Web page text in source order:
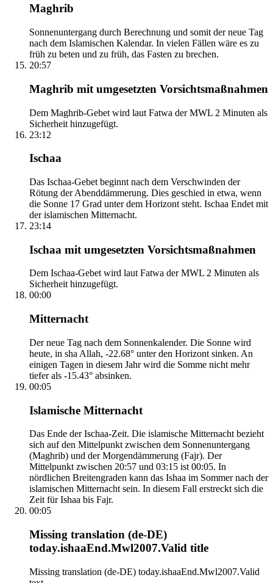
Maghrib
Sonnenuntergang durch Berechnung und somit der neue Tag
nach dem Islamischen Kalendar. In vielen Fällen wäre es zu
früh zu beten und zu früh, das Fasten zu brechen.
20:57
Maghrib mit umgesetzten Vorsichtsmaßnahmen
Dem Maghrib-Gebet wird laut Fatwa der MWL 2 Minuten als
Sicherheit hinzugefügt.
23:12
Ischaa
Das Ischaa-Gebet beginnt nach dem Verschwinden der
Rötung der Abenddämmerung. Dies geschied in etwa, wenn
die Sonne 17 Grad unter dem Horizont steht. Ischaa Endet mit
der islamischen Mitternacht.
23:14
Ischaa mit umgesetzten Vorsichtsmaßnahmen
Dem Ischaa-Gebet wird laut Fatwa der MWL 2 Minuten als
Sicherheit hinzugefügt.
00:00
Mitternacht
Der neue Tag nach dem Sonnenkalender. Die Sonne wird
heute, in sha Allah, -22.68° unter den Horizont sinken. An
einigen Tagen in diesem Jahr wird die Somme nicht mehr
tiefer als -15.43° absinken.
00:05
Islamische Mitternacht
Das Ende der Ischaa-Zeit. Die islamische Mitternacht bezieht
sich auf den Mittelpunkt zwischen dem Sonnenuntergang
(Maghrib) und der Morgendämmerung (Fajr). Der
Mittelpunkt zwischen 20:57 und 03:15 ist 00:05. In
nördlichen Breitengraden kann das Ishaa im Sommer nach der
islamischen Mitternacht sein. In diesem Fall erstreckt sich die
Zeit für Ishaa bis Fajr.
00:05
Missing translation (de-DE)
today.ishaaEnd.Mwl2007.Valid title
Missing translation (de-DE) today.ishaaEnd.Mwl2007.Valid